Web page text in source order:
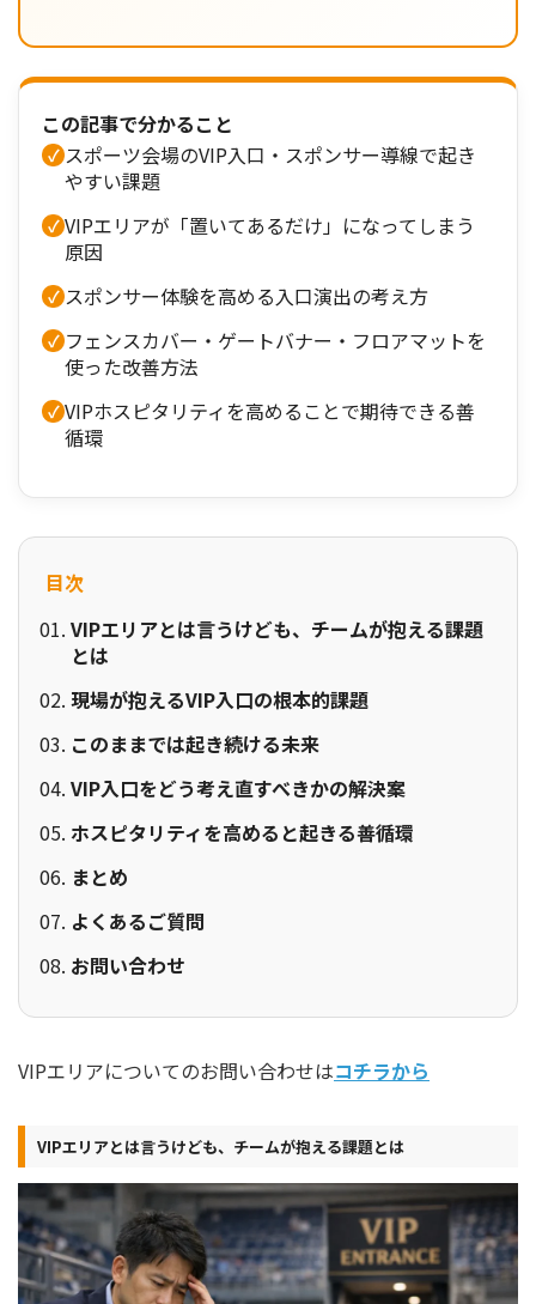
この記事で分かること
スポーツ会場のVIP入口・スポンサー導線で起き
やすい課題
VIPエリアが「置いてあるだけ」になってしまう
原因
スポンサー体験を高める入口演出の考え方
フェンスカバー・ゲートバナー・フロアマットを
使った改善方法
VIPホスピタリティを高めることで期待できる善
循環
目次
VIPエリアとは言うけども、チームが抱える課題
とは
現場が抱えるVIP入口の根本的課題
このままでは起き続ける未来
VIP入口をどう考え直すべきかの解決案
ホスピタリティを高めると起きる善循環
まとめ
よくあるご質問
お問い合わせ
VIPエリアについてのお問い合わせはコチラから
VIPエリアとは言うけども、チームが抱える課題とは